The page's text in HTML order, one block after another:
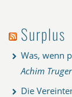
Surplus
Was, wenn
Achim Truger
Die